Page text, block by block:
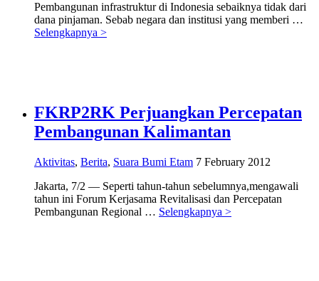
Pembangunan infrastruktur di Indonesia sebaiknya tidak dari
dana pinjaman. Sebab negara dan institusi yang memberi …
Selengkapnya >
FKRP2RK Perjuangkan Percepatan
Pembangunan Kalimantan
Aktivitas, Berita, Suara Bumi Etam 7 February 2012
Jakarta, 7/2 — Seperti tahun-tahun sebelumnya,mengawali
tahun ini Forum Kerjasama Revitalisasi dan Percepatan
Pembangunan Regional … Selengkapnya >